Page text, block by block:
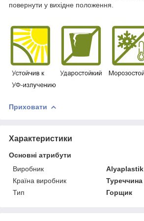
повернути у вихідне положення.
Приховати
Характеристики
Основні атрибути
Виробник
Alyaplastik
Країна виробник
Туреччина
Тип
Горщик